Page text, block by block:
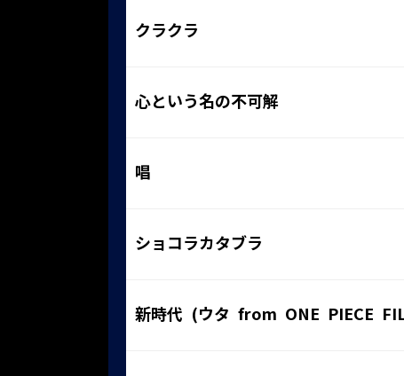
クラクラ
心という名の不可解
唱
ショコラカタブラ
新時代 (ウタ from ONE PIECE